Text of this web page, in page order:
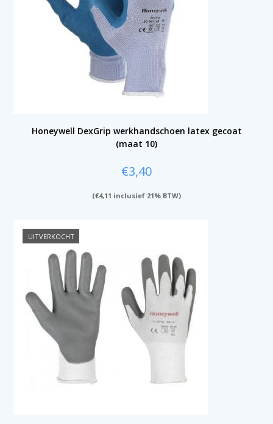
Honeywell DexGrip werkhandschoen latex gecoat
(maat 10)
€3,40
(€4,11 inclusief 21% BTW)
UITVERKOCHT